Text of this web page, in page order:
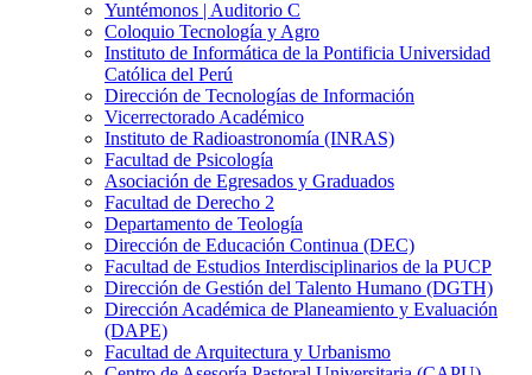
Yuntémonos | Auditorio C
Coloquio Tecnología y Agro
Instituto de Informática de la Pontificia Universidad
Católica del Perú
Dirección de Tecnologías de Información
Vicerrectorado Académico
Instituto de Radioastronomía (INRAS)
Facultad de Psicología
Asociación de Egresados y Graduados
Facultad de Derecho 2
Departamento de Teología
Dirección de Educación Continua (DEC)
Facultad de Estudios Interdisciplinarios de la PUCP
Dirección de Gestión del Talento Humano (DGTH)
Dirección Académica de Planeamiento y Evaluación
(DAPE)
Facultad de Arquitectura y Urbanismo